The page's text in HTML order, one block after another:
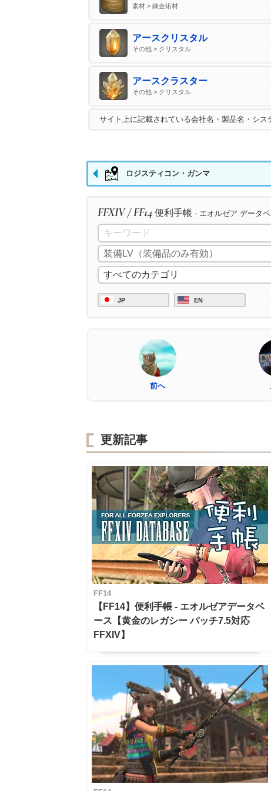
素材 > 錬金術材
アースクリスタル
その他 > クリスタル
アースクラスター
その他 > クリスタル
サイト上に記載されている会社名・製品名・シス
ロジスティコン・ガンマ
FFXIV / FF14 便利手帳 - エオルゼア データ
JP EN
前へ
更新記事
FF14
【FF14】便利手帳 - エオルゼアデータベ
ース【黄金のレガシー パッチ7.5対応
FFXIV】